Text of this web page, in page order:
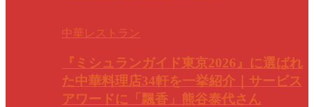
中華レストラン
『ミシュランガイド東京2026』に選ばれ
た中華料理店34軒を一挙紹介｜サービス
アワードに「飄香」熊谷泰代さん